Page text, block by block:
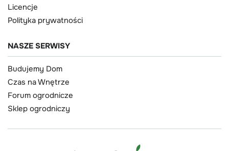
Licencje
Polityka prywatności
NASZE SERWISY
Budujemy Dom
Czas na Wnętrze
Forum ogrodnicze
Sklep ogrodniczy